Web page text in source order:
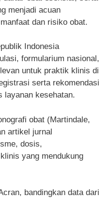
menjadi acuan
dan risiko obat.
Indonesia
formularium nasional,
untuk praktik klinis di
serta rekomendasi
layanan kesehatan.
obat (Martindale,
artikel jurnal
dosis,
yang mendukung
bandingkan data dari